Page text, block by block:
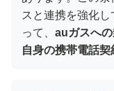
スと連携を強化
って、 auガスへ
自身の携帯電話契